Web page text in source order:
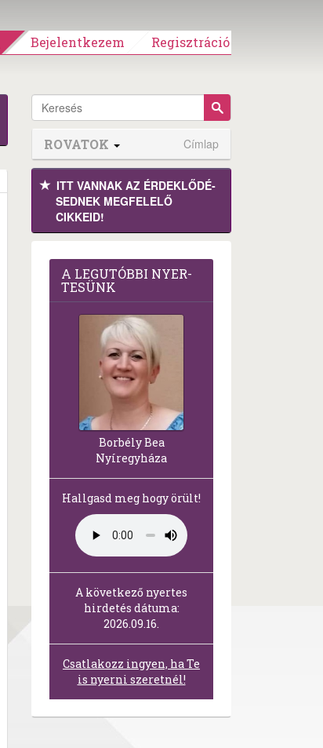
Bejelentkezem Regisztráció
ROVATOK Címlap
ITT VANNAK AZ ÉRDEK­LŐDÉ­
SEDNEK MEGFE­LELŐ
CIKKEID!
A LEG­U­TÓB­BI NYER­
TE­SÜNK
Borbély Bea
Nyíregyháza
Hallgasd meg hogy örült!
A következő nyertes
hirdetés dátuma:
2026.09.16.
Csatlakozz ingyen, ha Te
is nyerni szeretnél!